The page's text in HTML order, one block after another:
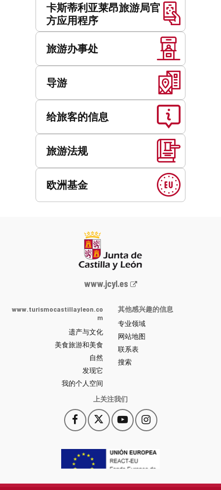
卡斯蒂利亚莱昂旅游局官
方应用程序
旅游办事处
导游
给旅客的信息
旅游法规
欧洲基金
Junta
y
León
网
站
门
户
-
www.jcyl.es
www.turismocastillayleon.co
m
遗产与文化
美食旅游和美食
自然
发现它
我的个人空间
其他感兴趣的信息
专业领域
网站地图
联系表
搜索
上关注我们
Facebook
此
链
会
打
一
此
链
一
YouTube
此
链
会
打
一
Instagram
此
链
会
一